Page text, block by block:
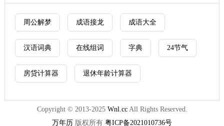
周公解梦 成语接龙 成语大全
汉语词典 在线组词 字典 24节气
房贷计算器 退休年龄计算器
Copyright © 2013-2025 Wnl.ccAll Rights Reserved.
万年历 版权所有 粤ICP备2021010736号